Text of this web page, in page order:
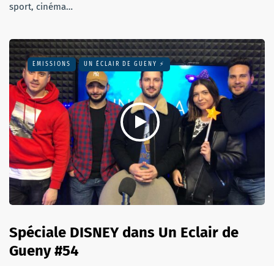
sport, cinéma…
EMISSIONS UN ÉCLAIR DE GUENY ⚡️
Spéciale DISNEY dans Un Eclair de
Gueny #54